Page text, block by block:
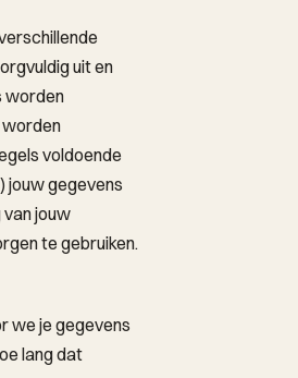
uit en
worden
worden
voldoende
jouw gegevens
jouw
te gebruiken.
we je gegevens
lang dat